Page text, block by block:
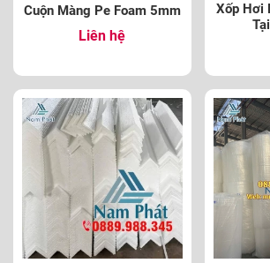
Cuộn Màng Pe Foam 5mm
Liên hệ
Xốp Hơi